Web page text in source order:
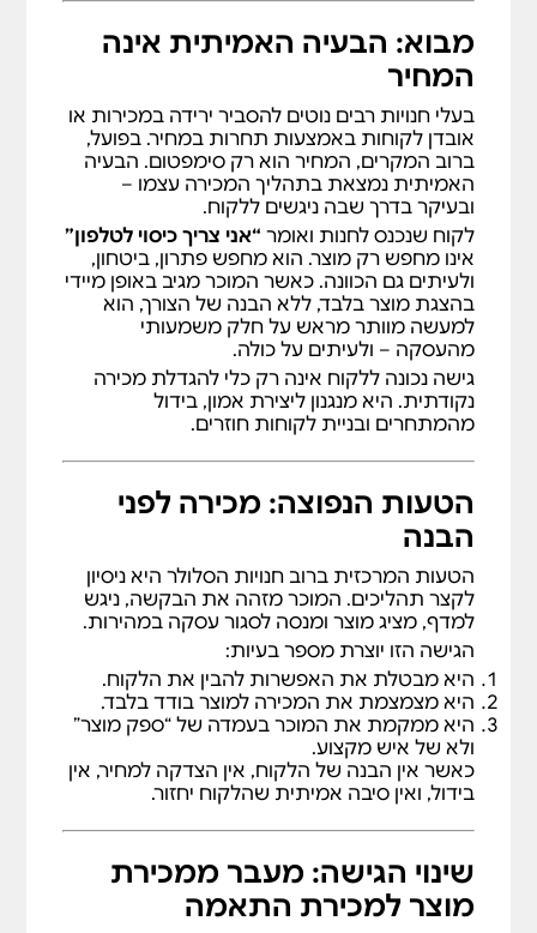
מבוא: הבעיה האמיתית אינה
המחיר
בעלי חנויות רבים נוטים להסביר ירידה במכירות או
אובדן לקוחות באמצעות תחרות במחיר. בפועל,
ברוב המקרים, המחיר הוא רק סימפטום. הבעיה
האמיתית נמצאת בתהליך המכירה עצמו –
ובעיקר בדרך שבה ניגשים ללקוח.
לקוח שנכנס לחנות ואומר “אני צריך כיסוי לטלפון”
אינו מחפש רק מוצר. הוא מחפש פתרון, ביטחון,
ולעיתים גם הכוונה. כאשר המוכר מגיב באופן מיידי
בהצגת מוצר בלבד, ללא הבנה של הצורך, הוא
למעשה מוותר מראש על חלק משמעותי
מהעסקה – ולעיתים על כולה.
גישה נכונה ללקוח אינה רק כלי להגדלת מכירה
נקודתית. היא מנגנון ליצירת אמון, בידול
מהמתחרים ובניית לקוחות חוזרים.
הטעות הנפוצה: מכירה לפני
הבנה
הטעות המרכזית ברוב חנויות הסלולר היא ניסיון
לקצר תהליכים. המוכר מזהה את הבקשה, ניגש
למדף, מציג מוצר ומנסה לסגור עסקה במהירות.
הגישה הזו יוצרת מספר בעיות:
היא מבטלת את האפשרות להבין את הלקוח.
היא מצמצמת את המכירה למוצר בודד בלבד.
היא ממקמת את המוכר בעמדה של “ספק מוצר”
ולא של איש מקצוע.
כאשר אין הבנה של הלקוח, אין הצדקה למחיר, אין
בידול, ואין סיבה אמיתית שהלקוח יחזור.
שינוי הגישה: מעבר ממכירת
מוצר למכירת התאמה